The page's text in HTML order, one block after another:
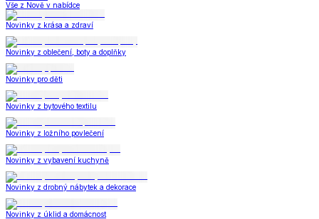
Vše z Nově v nabídce
Novinky z krása a zdraví
Novinky z oblečení, boty a doplňky
Novinky pro děti
Novinky z bytového textilu
Novinky z ložního povlečení
Novinky z vybavení kuchyně
Novinky z drobný nábytek a dekorace
Novinky z úklid a domácnost